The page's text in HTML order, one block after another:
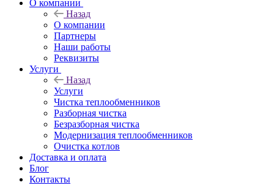
О компании
Назад
О компании
Партнеры
Наши работы
Реквизиты
Услуги
Назад
Услуги
Чистка теплообменников
Разборная чистка
Безразборная чистка
Модернизация теплообменников
Очистка котлов
Доставка и оплата
Блог
Контакты